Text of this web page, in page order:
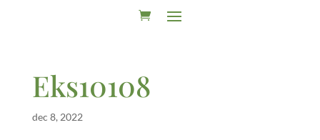
Eks10108
dec 8, 2022